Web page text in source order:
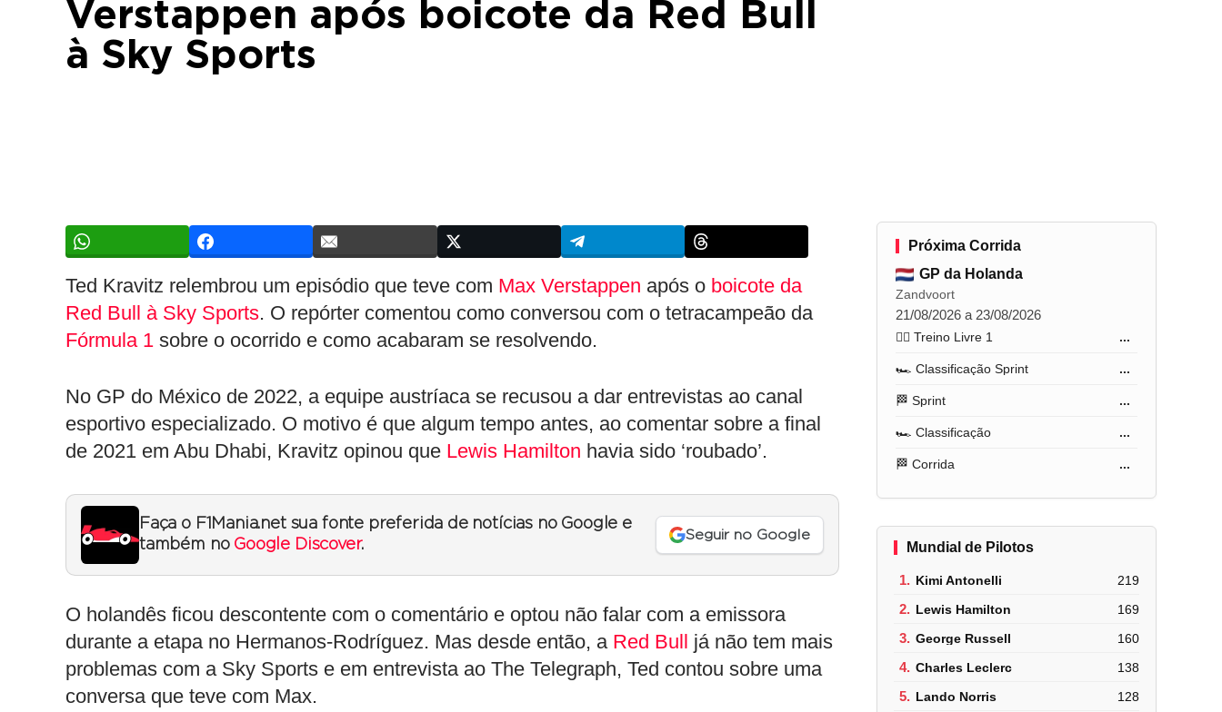
Verstappen após boicote da Red Bull
à Sky Sports
Ted Kravitz relembrou um episódio que teve com Max Verstappen após o boicote da
Red Bull à Sky Sports. O repórter comentou como conversou com o tetracampeão da
Fórmula 1 sobre o ocorrido e como acabaram se resolvendo.
No GP do México de 2022, a equipe austríaca se recusou a dar entrevistas ao canal
esportivo especializado. O motivo é que algum tempo antes, ao comentar sobre a final
de 2021 em Abu Dhabi, Kravitz opinou que Lewis Hamilton havia sido ‘roubado’.
Faça o F1Mania.net sua fonte preferida de notícias no Google e
também no Google Discover.
Seguir no Google
O holandês ficou descontente com o comentário e optou não falar com a emissora
durante a etapa no Hermanos-Rodríguez. Mas desde então, a Red Bull já não tem mais
problemas com a Sky Sports e em entrevista ao The Telegraph, Ted contou sobre uma
conversa que teve com Max.
Próxima Corrida
GP da Holanda
Zandvoort
21/08/2026 a 23/08/2026
🏋️‍♂️ Treino Livre 1 ...
🏎️ Classificação Sprint ...
🏁 Sprint ...
🏎️ Classificação ...
🏁 Corrida ...
Mundial de Pilotos
1. Kimi Antonelli 219
2. Lewis Hamilton 169
3. George Russell 160
4. Charles Leclerc 138
5. Lando Norris 128